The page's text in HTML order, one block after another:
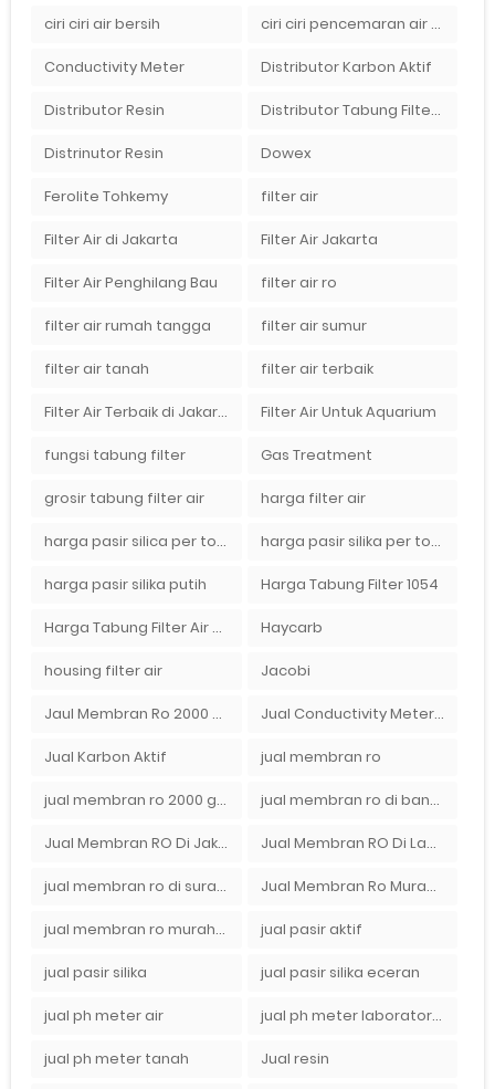
ciri ciri air bersih ciri ciri pencemaran air sumur bor di rumah
Conductivity Meter Distributor Karbon Aktif
Distributor Resin Distributor Tabung Filter Air FRP1054 di Bandung
Distrinutor Resin Dowex
Ferolite Tohkemy filter air
Filter Air di Jakarta Filter Air Jakarta
Filter Air Penghilang Bau filter air ro
filter air rumah tangga filter air sumur
filter air tanah filter air terbaik
Filter Air Terbaik di Jakarta Filter Air Untuk Aquarium
fungsi tabung filter Gas Treatment
grosir tabung filter air harga filter air
harga pasir silica per ton per kg harga pasir silika per ton per kg
harga pasir silika putih Harga Tabung Filter 1054
Harga Tabung Filter Air Sumur Haycarb
housing filter air Jacobi
Jaul Membran Ro 2000 GPD Harga Murah Jual Conductivity Meter Lutron
Jual Karbon Aktif jual membran ro
jual membran ro 2000 gpd murah jual membran ro di bandung
Jual Membran RO Di Jakarta Selatan Jual Membran RO Di Lampung
jual membran ro di surabaya Jual Membran Ro Murah : 082140002080
jual membran ro murah surabaya jual pasir aktif
jual pasir silika jual pasir silika eceran
jual ph meter air jual ph meter laboratorium
jual ph meter tanah Jual resin